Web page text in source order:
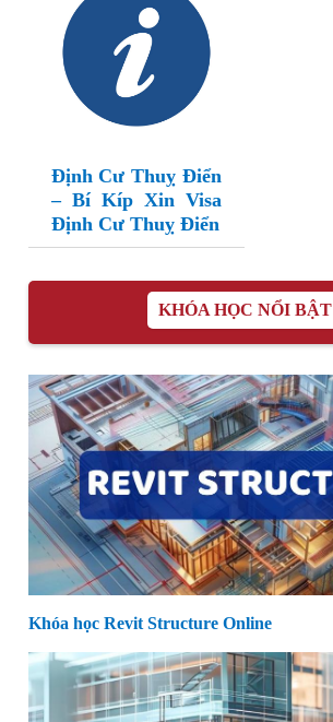
Định Cư Thuỵ Điển
– Bí Kíp Xin Visa
Định Cư Thuỵ Điển
KHÓA HỌC NỔI BẬT
Khóa học Revit Structure Online